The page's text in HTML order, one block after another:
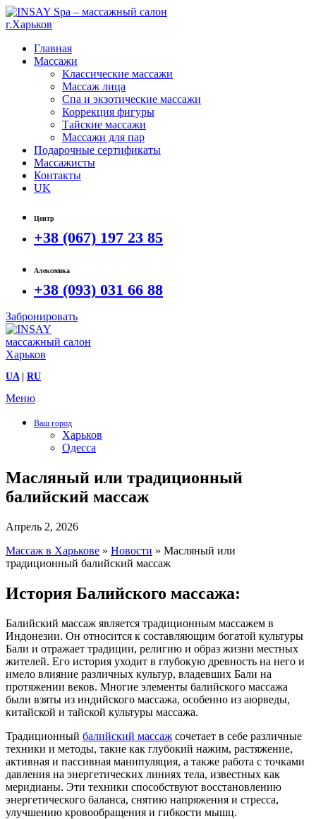
Главная
Массажи
Классические массажи
Массаж лица
Спа и экзотические массажи
Коррекция фигуры
Тайские массажи
Массажи для пар
Подарочные сертификаты
Массажисты
Контакты
UK
Центр
+38 (067) 197 23 85
Алексеевка
+38 (093) 031 66 88
Забронировать
UA| RU
Меню
Ваш город
Харьков
Одесса
Масляный или традиционный
балийский массаж
Апрель 2, 2026
Массаж в Харькове » Новости » Масляный или
традиционный балийский массаж
История Балийского массажа:
Балийский массаж является традиционным массажем в
Индонезии. Он относится к составляющим богатой культуры
Бали и отражает традиции, религию и образ жизни местных
жителей. Его история уходит в глубокую древность на него и
имело влияние различных культур, владевших Бали на
протяжении веков. Многие элементы балийского массажа
были взяты из индийского массажа, особенно из аюрведы,
китайской и тайской культуры массажа.
Традиционный балийский массаж сочетает в себе различные
техники и методы, такие как глубокий нажим, растяжение,
активная и пассивная манипуляция, а также работа с точками
давления на энергетических линиях тела, известных как
меридианы. Эти техники способствуют восстановлению
энергетического баланса, снятию напряжения и стресса,
улучшению кровообращения и гибкости мышц.